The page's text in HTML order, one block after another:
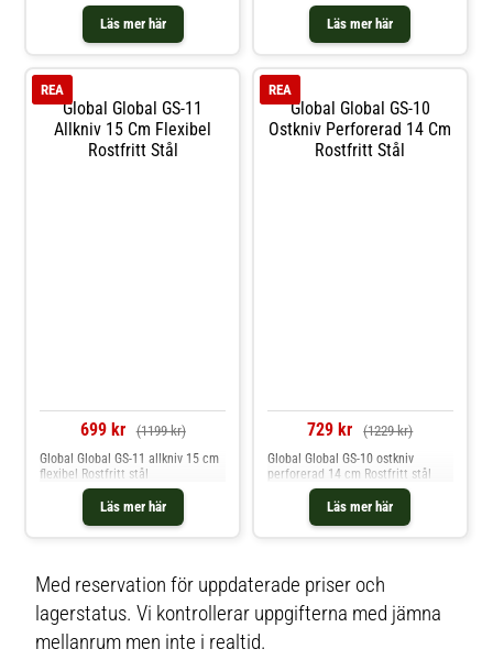
Läs mer här Läs mer här
Global Global GS-11
Allkniv 15 Cm Flexibel
Rostfritt Stål
REA
699 kr (1199 kr)
Läs mer här
Global Global GS-11 allkniv 15 cm
flexibel Rostfritt stål
Global Global GS-10
Ostkniv Perforerad 14 Cm
Rostfritt Stål
REA
729 kr (1229 kr)
Läs mer här
Global Global GS-10 ostkniv
perforerad 14 cm Rostfritt stål
Med reservation för uppdaterade priser och
lagerstatus. Vi kontrollerar uppgifterna med jämna
mellanrum men inte i realtid.